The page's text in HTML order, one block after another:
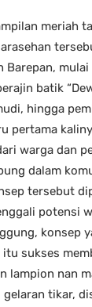
meriah
Barepan,
batik
hingga
pertama
warga dan
dalam
tersebut
potensi
konsep
sukses
lampion nan
tikar,